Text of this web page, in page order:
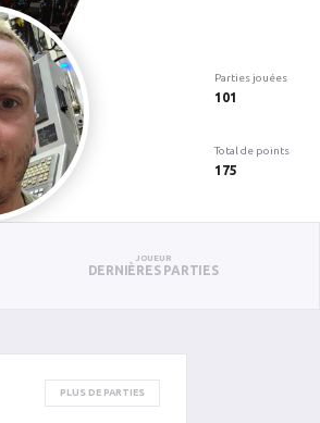
Parties jouées
101
Total de points
175
JOUEUR
DERNIÈRES PARTIES
PLUS DE PARTIES